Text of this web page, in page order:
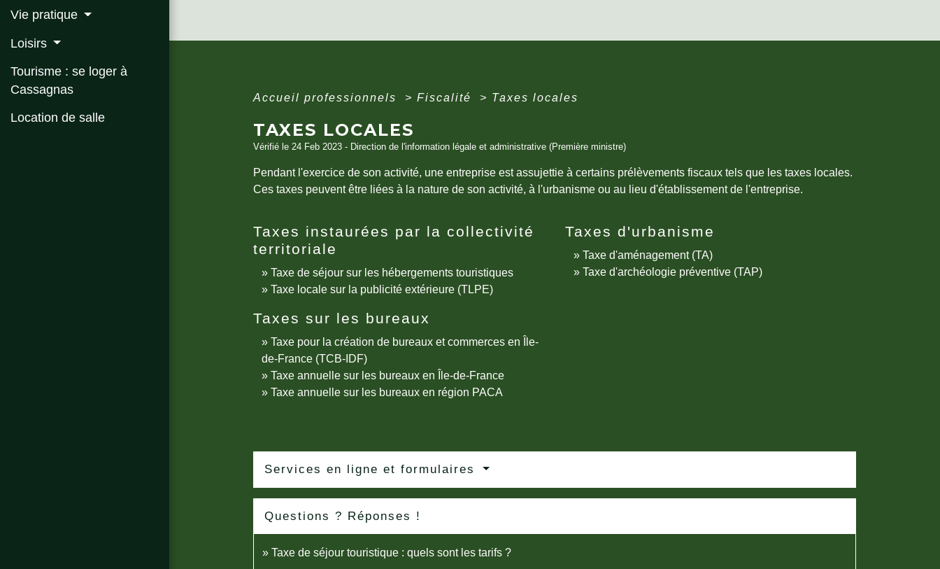
Vie pratique
Loisirs
Tourisme : se loger à
Cassagnas
Location de salle
Accueil professionnels > Fiscalité > Taxes locales
TAXES LOCALES
Vérifié le 24 Feb 2023 - Direction de l'information légale et administrative (Première ministre)
Pendant l'exercice de son activité, une entreprise est assujettie à certains prélèvements fiscaux tels que les taxes locales.
Ces taxes peuvent être liées à la nature de son activité, à l'urbanisme ou au lieu d'établissement de l'entreprise.
Taxes instaurées par la collectivité
territoriale
Taxe de séjour sur les hébergements touristiques
Taxe locale sur la publicité extérieure (TLPE)
Taxes d'urbanisme
Taxe d'aménagement (TA)
Taxe d'archéologie préventive (TAP)
Taxes sur les bureaux
Taxe pour la création de bureaux et commerces en Île-
de-France (TCB-IDF)
Taxe annuelle sur les bureaux en Île-de-France
Taxe annuelle sur les bureaux en région PACA
Services en ligne et formulaires
Questions ? Réponses !
Taxe de séjour touristique : quels sont les tarifs ?